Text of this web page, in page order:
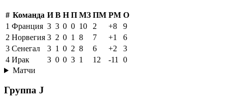
# Команда И В Н П МЗ ПМ РМ О
1 Франция 3 3 0 0 10 2 +8
9
2 Норвегия 3 2 0 1 8 7 +1
6
3 Сенегал 3 1 0 2 8 6 +2
3
4 Ирак 3 0 0 3 1 12 -11
0
Матчи
Группа J